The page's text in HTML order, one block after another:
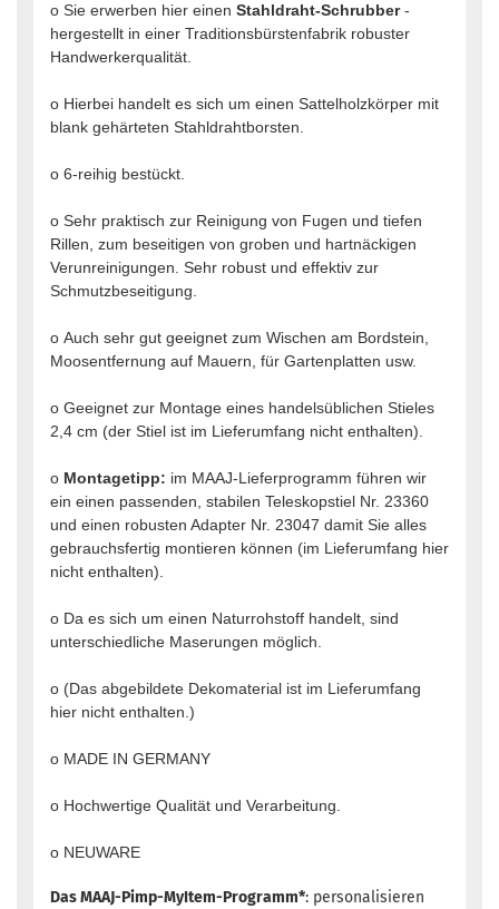
o Sie erwerben hier einen Stahldraht-Schrubber-
hergestellt in einer Traditionsbürstenfabrik robuster
Handwerkerqualität.
o Hierbei handelt es sich um einen Sattelholzkörper mit
blank gehärteten Stahldrahtborsten.
o 6-reihig bestückt.
o Sehr praktisch zur Reinigung von Fugen und tiefen
Rillen, zum beseitigen von groben und hartnäckigen
Verunreinigungen. Sehr robust und effektiv zur
Schmutzbeseitigung.
o Auch sehr gut geeignet zum Wischen am Bordstein,
Moosentfernung auf Mauern, für Gartenplatten usw.
o Geeignet zur Montage eines handelsüblichen Stieles
2,4 cm (der Stiel ist im Lieferumfang nicht enthalten).
o Montagetipp: im MAAJ-Lieferprogramm führen wir
ein einen passenden, stabilen Teleskopstiel Nr. 23360
und einen robusten Adapter Nr. 23047 damit Sie alles
gebrauchsfertig montieren können (im Lieferumfang hier
nicht enthalten).
o Da es sich um einen Naturrohstoff handelt, sind
unterschiedliche Maserungen möglich.
o (Das abgebildete Dekomaterial ist im Lieferumfang
hier nicht enthalten.)
o MADE IN GERMANY
o Hochwertige Qualität und Verarbeitung.
o NEUWARE
Das MAAJ-Pimp-MyItem-Programm*: personalisieren